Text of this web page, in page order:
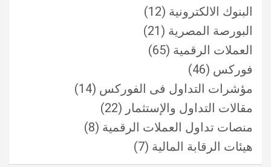
البنوك الالكترونية (12)
البورصة المصرية (21)
العملات الرقمية (65)
فوركس (46)
مؤشرات التداول فى الفوركس (14)
مقالات التداول والإستثمار (22)
منصات تداول العملات الرقمية (8)
هيئات الرقابة المالية (7)